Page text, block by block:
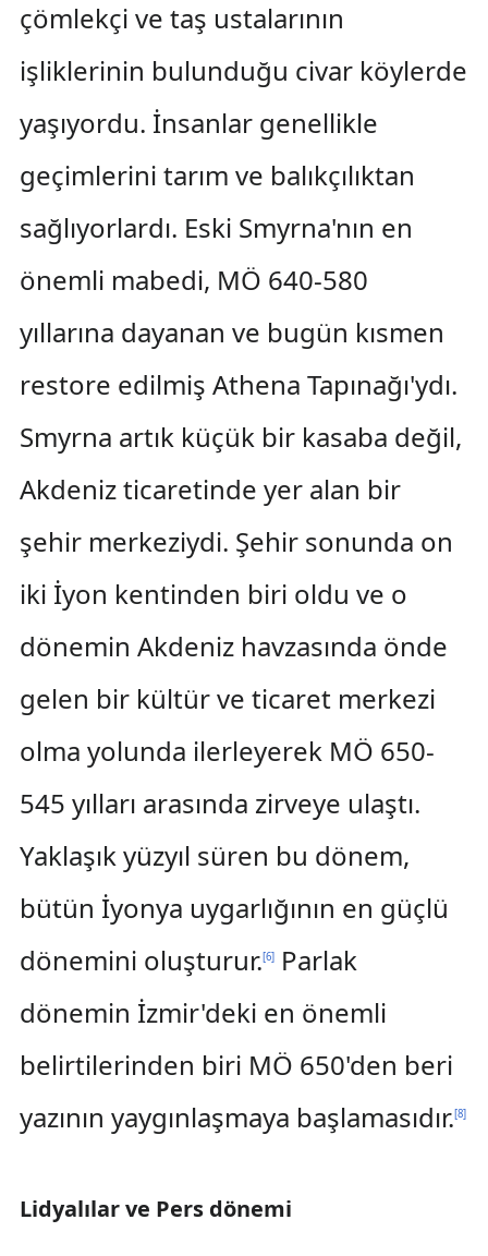
çömlekçi ve taş ustalarının
işliklerinin bulunduğu civar köylerde
yaşıyordu. İnsanlar genellikle
geçimlerini tarım ve balıkçılıktan
sağlıyorlardı. Eski Smyrna'nın en
önemli mabedi, MÖ 640-580
yıllarına dayanan ve bugün kısmen
restore edilmiş Athena Tapınağı'ydı.
Smyrna artık küçük bir kasaba değil,
Akdeniz ticaretinde yer alan bir
şehir merkeziydi. Şehir sonunda on
iki İyon kentinden biri oldu ve o
dönemin Akdeniz havzasında önde
gelen bir kültür ve ticaret merkezi
olma yolunda ilerleyerek MÖ 650-
545 yılları arasında zirveye ulaştı.
Yaklaşık yüzyıl süren bu dönem,
bütün İyonya uygarlığının en güçlü
dönemini oluşturur.[6]Parlak
dönemin İzmir'deki en önemli
belirtilerinden biri MÖ 650'den beri
yazının yaygınlaşmaya başlamasıdır.[8]
Lidyalılar ve Pers dönemi